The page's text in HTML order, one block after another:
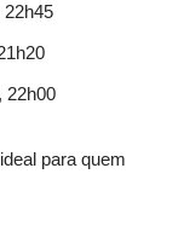
22h45
22h00
para quem